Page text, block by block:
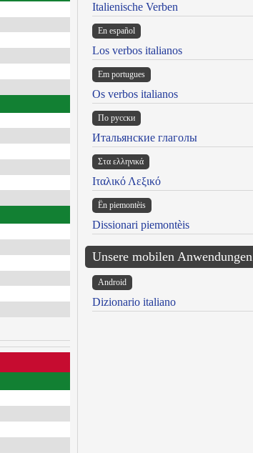
Italienische Verben
En español
Los verbos italianos
Em portugues
Os verbos italianos
По русски
Итальянские глаголы
Στα ελληνικά
Ιταλικό Λεξικό
Ën piemontèis
Dissionari piemontèis
Unsere mobilen Anwendungen
Android
Dizionario italiano